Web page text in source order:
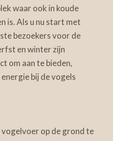
waar ook in koude
is. Als u nu start met
bezoekers voor de
en winter zijn
om aan te bieden,
bij de vogels
op de grond te